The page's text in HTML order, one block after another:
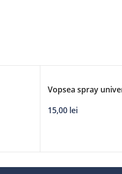
Vopsea spray
15,00 lei